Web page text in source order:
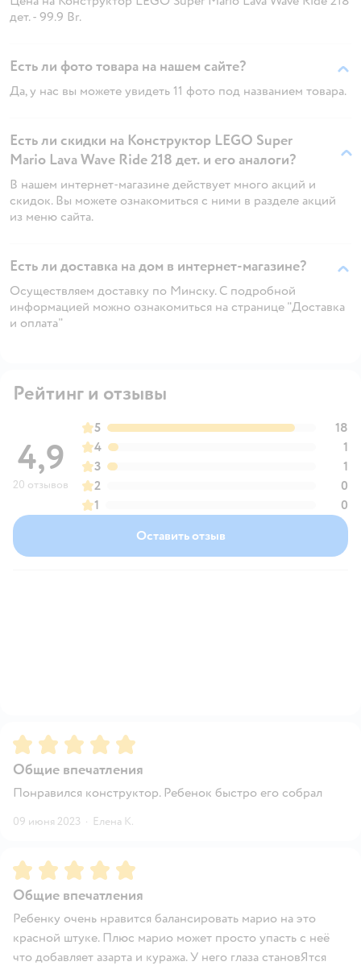
дет. - 99.9 Br.
Есть ли фото товара на нашем сайте?
Да, у нас вы можете увидеть 11 фото под названием товара.
Есть ли скидки на Конструктор LEGO Super
Mario Lava Wave Ride 218 дет. и его аналоги?
В нашем интернет-магазине действует много акций и
скидок. Вы можете ознакомиться с ними в разделе акций
из меню сайта.
Есть ли доставка на дом в интернет-магазине?
Осуществляем доставку по Минску. С подробной
информацией можно ознакомиться на странице "Доставка
и оплата"
Рейтинг и отзывы
4,9
20 отзывов
5
18
4
1
3
1
2
0
1
0
Оставить отзыв
Рейтинг:5
Общие впечатления
Понравился конструктор. Ребенок быстро его собрал
09 июня 2023 · Елена К.
Рейтинг:5
Общие впечатления
Ребенку очень нравится балансировать марио на это
красной штуке. Плюс марио может просто упасть с неё
что добавляет азарта и куража. У него глаза становЯтся